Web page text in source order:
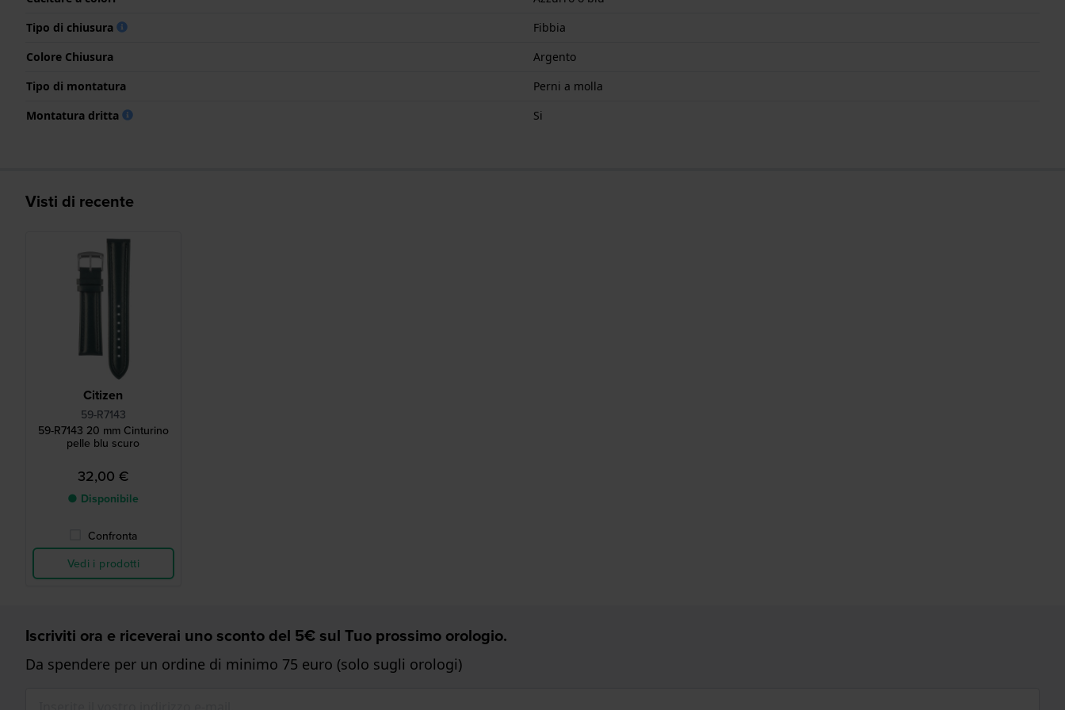
Tipo di chiusura
Fibbia
Colore Chiusura
Argento
Tipo di montatura
Perni a molla
Montatura dritta
Si
Visti di recente
Citizen
59-R7143
59-R7143 20 mm Cinturino
pelle blu scuro
32,00 €
● Disponibile
Confronta
Vedi i prodotti
Iscriviti ora e riceverai uno sconto del 5€ sul Tuo prossimo orologio.
Da spendere per un ordine di minimo 75 euro (solo sugli orologi)